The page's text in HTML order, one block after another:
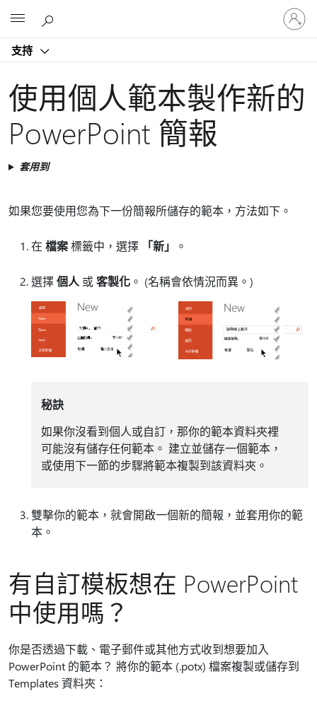
支持
登
入
您
戶
使用個人範本製作新的
PowerPoint 簡報
套用到
如果您要使用您為下一份簡報所儲存的範本，方法如下。
在 檔案標籤中，選擇 「新」 。
選擇個人 或客製化 。 (名稱會依情況而異。)
秘訣
如果你沒看到個人或自訂，那你的範本資料夾裡
可能沒有儲存任何範本。 建立並儲存一個範本，
或使用下一節的步驟將範本複製到該資料夾。
雙擊你的範本，就會開啟一個新的簡報，並套用你的範
本。
有自訂模板想在 PowerPoint
中使用嗎？
你是否透過下載、電子郵件或其他方式收到想要加入
PowerPoint 的範本？ 將你的範本 (.potx) 檔案複製或儲存到
Templates 資料夾：